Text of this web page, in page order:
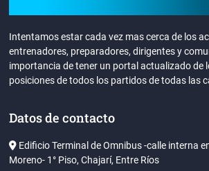
Intentamos estar cada vez mas cerca de los
entrenadores, preparadores, dirigentes y
importancia de tener un portal actualizado de
posiciones de todos los partidos de todas las
Datos de contacto
Edificio Terminal de Omnibus -calle interna
Moreno- 1° Piso, Chajarí, Entre Ríos